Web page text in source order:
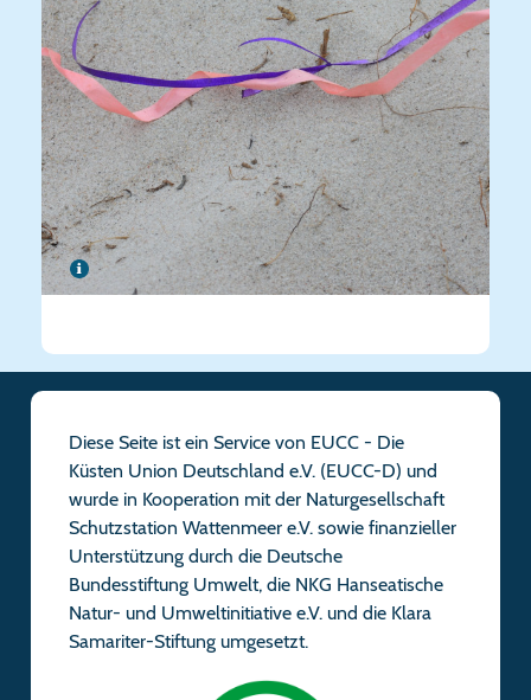
Diese Seite ist ein Service von EUCC - Die
Küsten Union Deutschland e.V. (EUCC-D) und
wurde in Kooperation mit der Naturgesellschaft
Schutzstation Wattenmeer e.V. sowie finanzieller
Unterstützung durch die Deutsche
Bundesstiftung Umwelt, die NKG Hanseatische
Natur- und Umweltinitiative e.V. und die Klara
Samariter-Stiftung umgesetzt.